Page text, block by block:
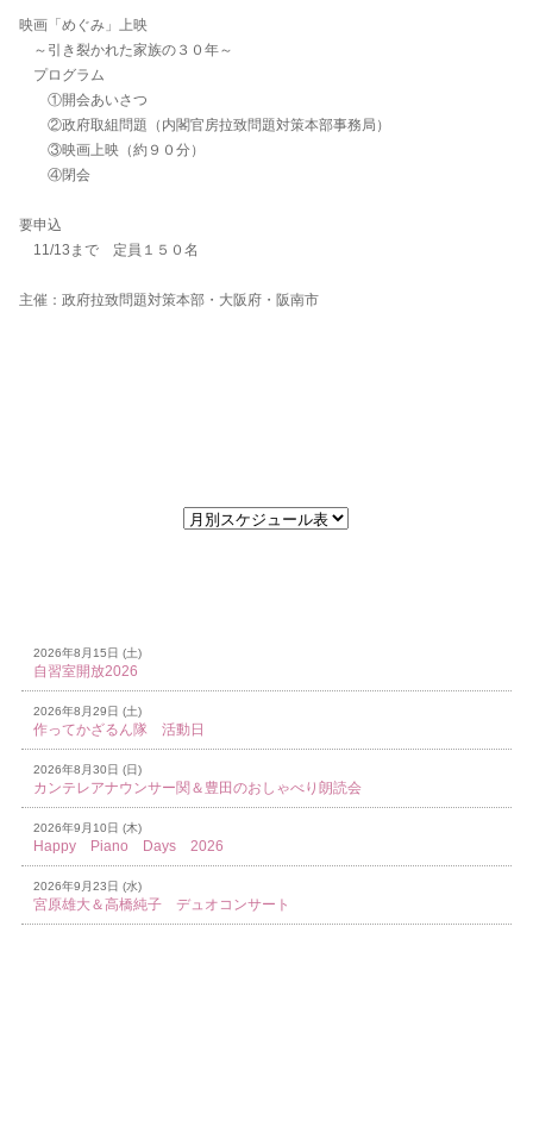
映画「めぐみ」上映
～引き裂かれた家族の３０年～
プログラム
①開会あいさつ
②政府取組問題（内閣官房拉致問題対策本部事務局）
③映画上映（約９０分）
④閉会
要申込
11/13まで 定員１５０名
主催：政府拉致問題対策本部・大阪府・阪南市
2026年8月15日 (土)
自習室開放2026
2026年8月29日 (土)
作ってかざるん隊 活動日
2026年8月30日 (日)
カンテレアナウンサー関＆豊田のおしゃべり朗読会
2026年9月10日 (木)
Happy Piano Days 2026
2026年9月23日 (水)
宮原雄大＆高橋純子 デュオコンサート